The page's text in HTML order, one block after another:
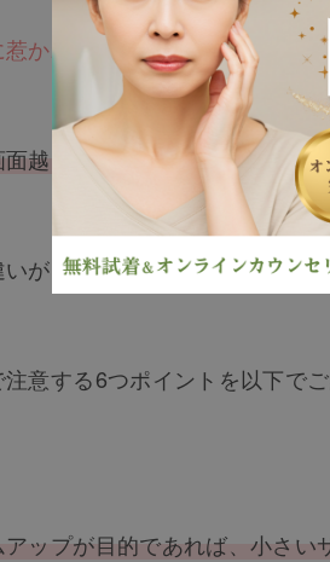
かれたり、ネット通販サイト
面越しで見る場合と実物で見る
がありますので、自分に合っ
意する6つポイントを以下でご
ップが目的であれば、小さい